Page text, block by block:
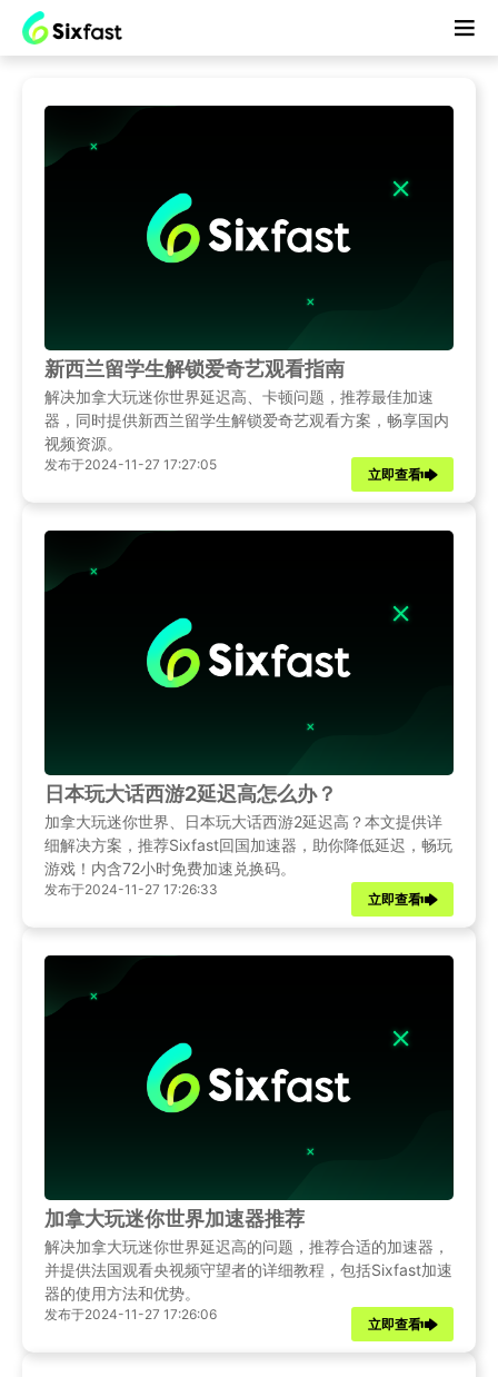
新西兰留学生解锁爱奇艺观看指南
解决加拿大玩迷你世界延迟高、卡顿问题，推荐最佳加速
器，同时提供新西兰留学生解锁爱奇艺观看方案，畅享国内
视频资源。
发布于2024-11-27 17:27:05
立即查看
日本玩大话西游2延迟高怎么办？
加拿大玩迷你世界、日本玩大话西游2延迟高？本文提供详
细解决方案，推荐Sixfast回国加速器，助你降低延迟，畅玩
游戏！内含72小时免费加速兑换码。
发布于2024-11-27 17:26:33
立即查看
加拿大玩迷你世界加速器推荐
解决加拿大玩迷你世界延迟高的问题，推荐合适的加速器，
并提供法国观看央视频守望者的详细教程，包括Sixfast加速
器的使用方法和优势。
发布于2024-11-27 17:26:06
立即查看